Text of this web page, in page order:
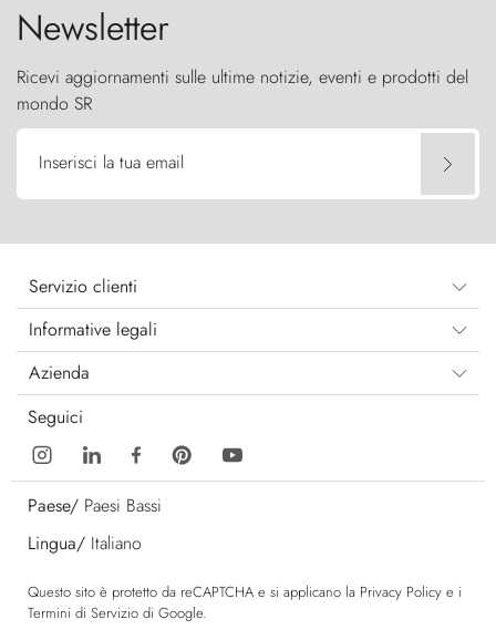
Newsletter
Ricevi aggiornamenti sulle ultime notizie, eventi e prodotti del
mondo SR
Inserisci la tua email
Servizio clienti
Informative legali
Azienda
Seguici
Paese/ Paesi Bassi
Lingua/ Italiano
Questo sito è protetto da reCAPTCHA e si applicano la Privacy Policy e i
Termini di Servizio di Google.